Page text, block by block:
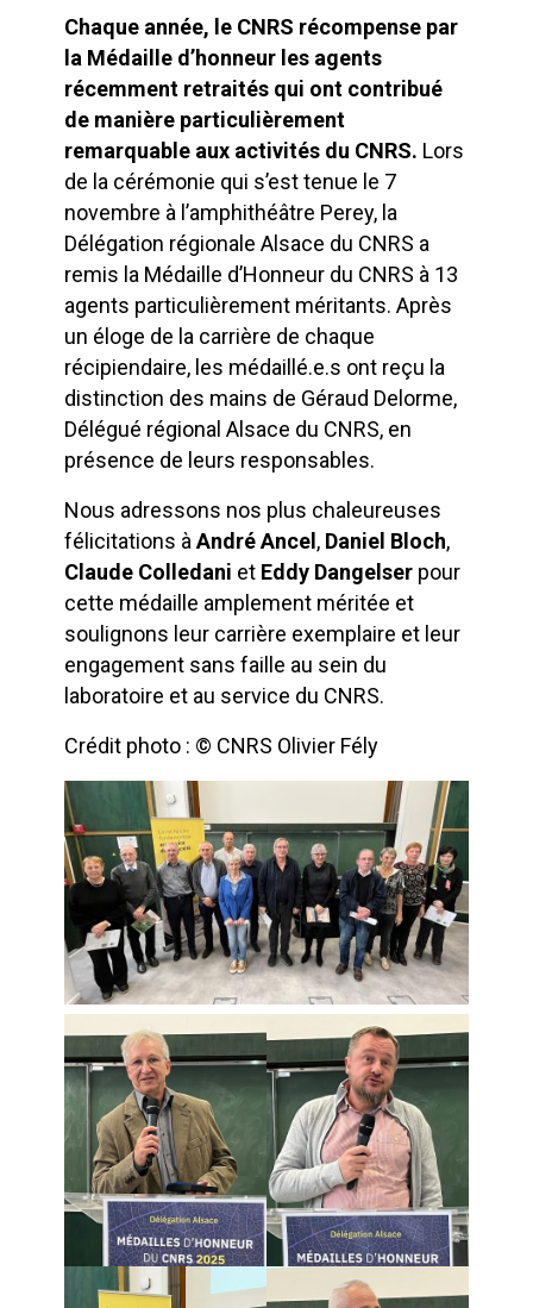
Chaque année, le CNRS récompense par
la Médaille d’honneur les agents
récemment retraités qui ont contribué
de manière particulièrement
remarquable aux activités du CNRS. Lors
de la cérémonie qui s’est tenue le 7
novembre à l’amphithéâtre Perey, la
Délégation régionale Alsace du CNRS a
remis la Médaille d’Honneur du CNRS à 13
agents particulièrement méritants. Après
un éloge de la carrière de chaque
récipiendaire, les médaillé.e.s ont reçu la
distinction des mains de Géraud Delorme,
Délégué régional Alsace du CNRS, en
présence de leurs responsables.
Nous adressons nos plus chaleureuses
félicitations àAndré Ancel , Daniel Bloch,
Claude Colledani et Eddy Dangelser pour
cette médaille amplement méritée et
soulignons leur carrière exemplaire et leur
engagement sans faille au sein du
laboratoire et au service du CNRS.
Crédit photo : © CNRS Olivier Fély